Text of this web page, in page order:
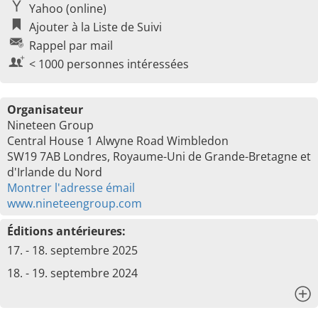
Yahoo (online)
Ajouter à la Liste de Suivi
Rappel par mail
< 1000 personnes intéressées
Organisateur
Nineteen Group
Central House 1 Alwyne Road Wimbledon
SW19 7AB Londres, Royaume-Uni de Grande-Bretagne et
d'Irlande du Nord
Montrer l'adresse émail
www.nineteengroup.com
Éditions antérieures:
17. - 18. septembre 2025
18. - 19. septembre 2024